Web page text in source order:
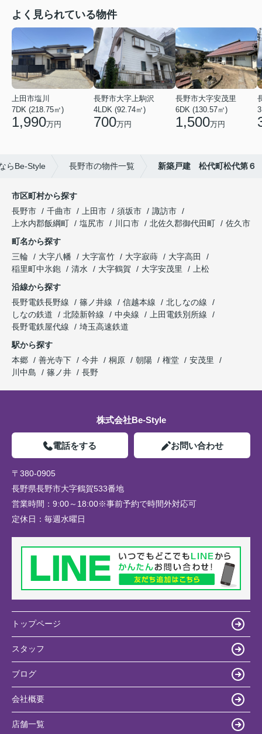
よく見られている物件
上田市塩川
7DK (218.75㎡)
1,990万円
長野市大字上駒沢
4LDK (92.74㎡)
700万円
長野市大字安茂里
6DK (130.57㎡)
1,500万円
らBe-Style 長野市の物件一覧 新築戸建 松代町松代第６
市区町村から探す
長野市
千曲市 上田市 須坂市
諏訪市
上水内郡飯綱町
塩尻市 川口市 北佐久郡御代田町
佐久市
町名から探す
三輪
大字八幡 大字富竹 大字寂蒔
大字高田
稲里町中氷鉋
清水 大字鶴賀 大字安茂里
上松
沿線から探す
長野電鉄長野線
篠ノ井線 信越本線
北しなの線
しなの鉄道
北陸新幹線 中央線
上田電鉄別所線
長野電鉄屋代線
埼玉高速鉄道
駅から探す
本郷
善光寺下 今井 桐原 朝陽 権堂
安茂里
川中島
篠ノ井 長野
株式会社Be-Style
電話をする お問い合わせ
〒380-0905
長野県長野市大字鶴賀533番地
営業時間： 9:00～18:00※事前予約で時間外対応可
定休日： 毎週水曜日
トップページ
スタッフ
ブログ
会社概要
店舗一覧